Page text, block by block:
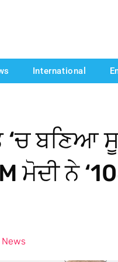
International
‘ਚ ਬਣਿਆ
ਮੋਦੀ ਨੇ